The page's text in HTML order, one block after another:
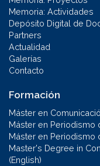
Memoria: Actividades
Depósito Digital de
Partners
Actualidad
Galerías
Contacto
Formación
Máster en
Máster en Periodismo
Máster en Periodismo
Master's Degree in
(English)